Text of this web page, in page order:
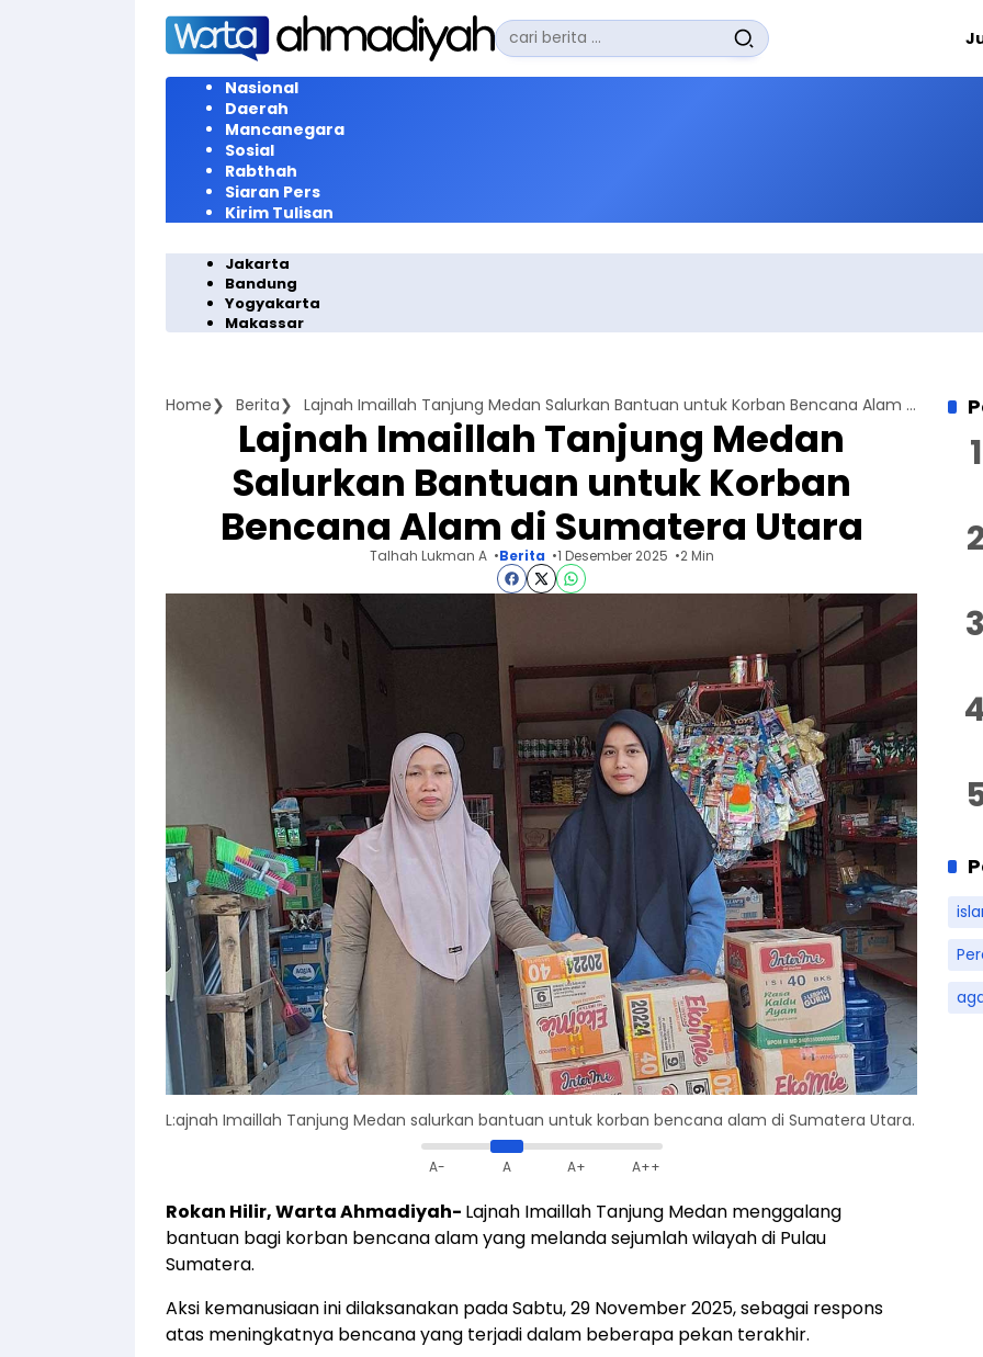
Langsung
konten
Pencarian
untuk:
Nasional
Daerah
Mancanegara
Sosial
Rabthah
Siaran Pers
Kirim Tulisan
Jakarta
Bandung
Yogyakarta
Makassar
Home Berita Lajnah Imaillah Tanjung Medan Salurkan Bantuan untuk Korban Bencana Alam di Sumatera Utara
Lajnah Imaillah Tanjung Medan
Salurkan Bantuan untuk Korban
Bencana Alam di Sumatera Utara
Talhah Lukman A Berita 1 Desember 2025 2 Min
L:ajnah Imaillah Tanjung Medan salurkan bantuan untuk korban bencana alam di Sumatera Utara.
A- A A+ A++
Rokan Hilir, Warta Ahmadiyah- Lajnah Imaillah Tanjung Medan menggalang
bantuan bagi korban bencana alam yang melanda sejumlah wilayah di Pulau
Sumatera.
Aksi kemanusiaan ini dilaksanakan pada Sabtu, 29 November 2025, sebagai respons
atas meningkatnya bencana yang terjadi dalam beberapa pekan terakhir.